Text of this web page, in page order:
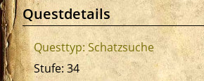
Questdetails
Questtyp: Schatzsuche
Stufe: 34